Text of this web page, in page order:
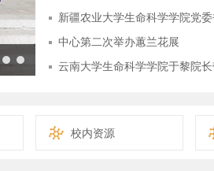
新疆农业大学生命科学学院党
中心第二次举办蕙兰花展
云南大学生命科学学院于黎院
校内资源